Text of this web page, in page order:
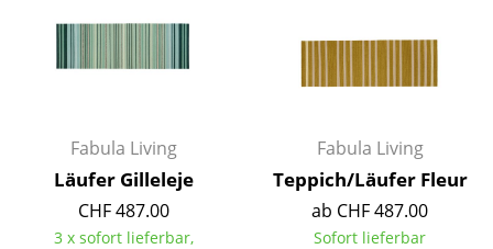
Aufbewahren
Bücherregale
Wandregale
Sideboards & Kommoden
Fabula Living
Läufer Gilleleje
CHF 487.00
3 x sofort lieferbar,
Fabula Living
Teppich/Läufer Fleur
ab CHF 487.00
Sofort lieferbar